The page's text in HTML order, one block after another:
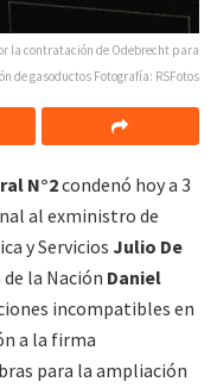
la contratación de Odebrecht para
de gasoductos Fotografía: RSFotos
N°2condenó hoy a 3
al exministro de
y Servicios Julio De
la Nación Daniel
incompatibles en
a la firma
para la ampliación